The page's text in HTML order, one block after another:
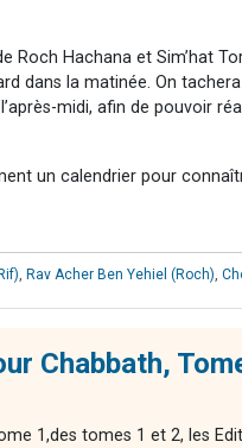
Roch Hachana et Sim’hat
dans la matinée. On
midi, afin de pouvoir
un calendrier pour
Rav Acher Ben Yehiel (Roch)
Chabbath,
1,des tomes 1 et 2, les